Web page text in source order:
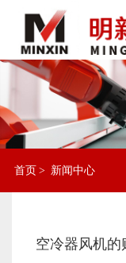
首页 > 新闻中心
空冷器风机